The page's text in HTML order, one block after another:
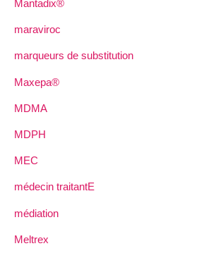
Mantadix®
maraviroc
marqueurs de substitution
Maxepa®
MDMA
MDPH
MEC
médecin traitantE
médiation
Meltrex